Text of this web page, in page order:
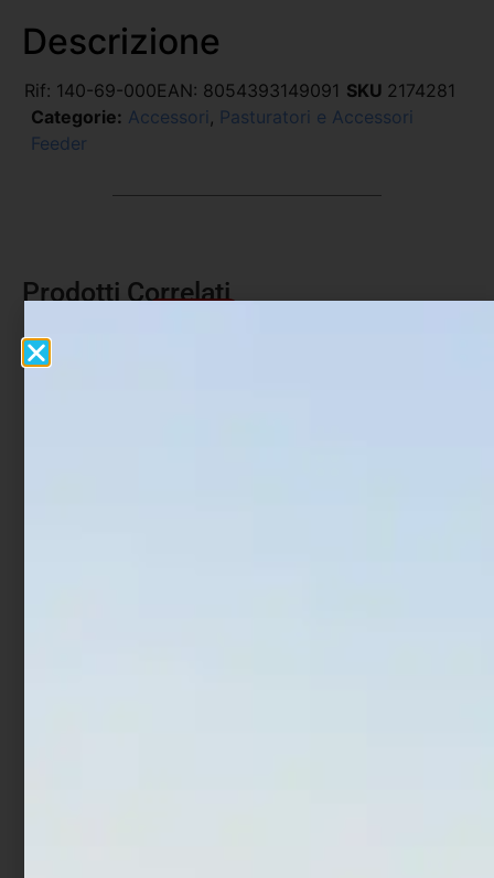
Descrizione
Rif: 140-69-000EAN: 8054393149091 SKU 2174281
Categorie: Accessori , Pasturatori e Accessori
Feeder
Prodotti Correlati